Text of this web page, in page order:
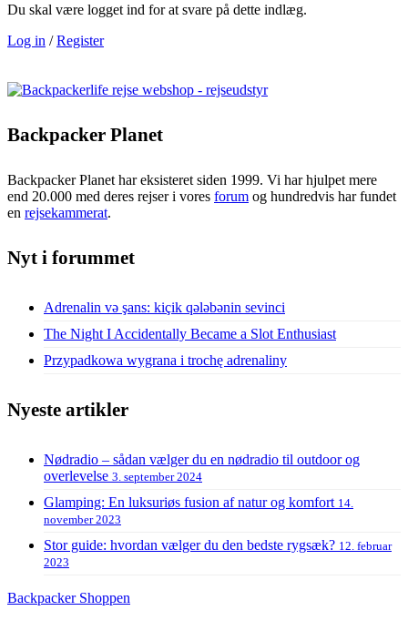
Du skal være logget ind for at svare på dette indlæg.
Log in /Register
Backpacker Planet
Backpacker Planet har eksisteret siden 1999. Vi har hjulpet mere
end 20.000 med deres rejser i vores forum og hundredvis har fundet
en rejsekammerat.
Nyt i forummet
Adrenalin və şans: kiçik qələbənin sevinci
The Night I Accidentally Became a Slot Enthusiast
Przypadkowa wygrana i trochę adrenaliny
Nyeste artikler
Nødradio – sådan vælger du en nødradio til outdoor og
overlevelse 3. september 2024
Glamping: En luksuriøs fusion af natur og komfort 14.
november 2023
Stor guide: hvordan vælger du den bedste rygsæk? 12. februar
2023
Backpacker Shoppen